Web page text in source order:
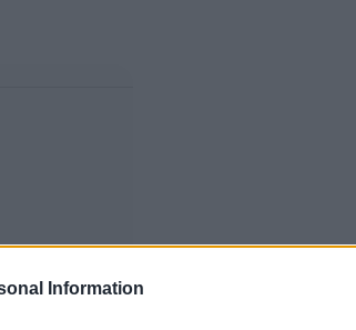
Information